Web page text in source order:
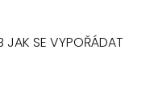
JAK SE VYPOŘÁDAT